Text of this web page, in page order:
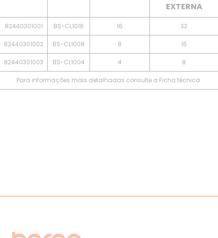
EXTERNA
82440301001 BS-CL1016 16 32
82440301002 BS-CL1008 8 16
82440301003 BS-CL1004 4 8
Para informações mais detalhadas consulte a Ficha técnica.